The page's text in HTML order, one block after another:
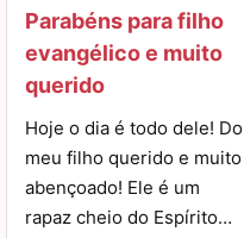
Parabéns para filho
evangélico e muito
querido
Hoje o dia é todo dele! Do
meu filho querido e muito
abençoado! Ele é um
rapaz cheio do Espírito…